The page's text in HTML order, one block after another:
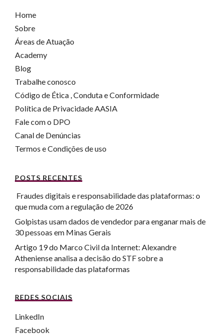
Home
Sobre
Áreas de Atuação
Academy
Blog
Trabalhe conosco
Código de Ética , Conduta e Conformidade
Política de Privacidade AASIA
Fale com o DPO
Canal de Denúncias
Termos e Condições de uso
POSTS RECENTES
Fraudes digitais e responsabilidade das plataformas: o
que muda com a regulação de 2026
Golpistas usam dados de vendedor para enganar mais de
30 pessoas em Minas Gerais
Artigo 19 do Marco Civil da Internet: Alexandre
Atheniense analisa a decisão do STF sobre a
responsabilidade das plataformas
REDES SOCIAIS
LinkedIn
Facebook